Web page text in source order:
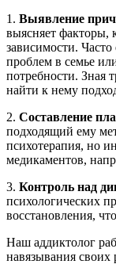
1. Выявление
выясняет факторы,
зависимости.
проблем в семье
потребности. Зная
найти к нему
2. Составление
подходящий ему
психотерапия, но
медикаментов,
3. Контроль над
психологических
восстановления,
Наш аддиктолог
навязывания своих